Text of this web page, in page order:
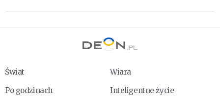
Świat
Wiara
Po godzinach
Inteligentne życie